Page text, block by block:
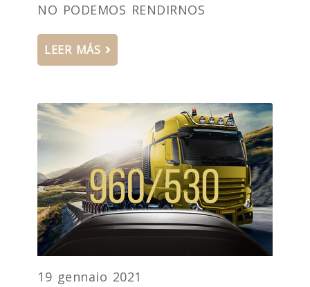
NO PODEMOS RENDIRNOS
LEER MÁS
19 gennaio 2021